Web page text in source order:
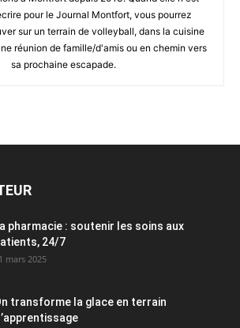
pour le Journal Montfort, vous pourrez
sur un terrain de volleyball, dans la cuisine
réunion de famille/d'amis ou en chemin vers
sa prochaine escapade.
pharmacie : soutenir les soins aux
24/7
mars 2025
transforme la glace en terrain